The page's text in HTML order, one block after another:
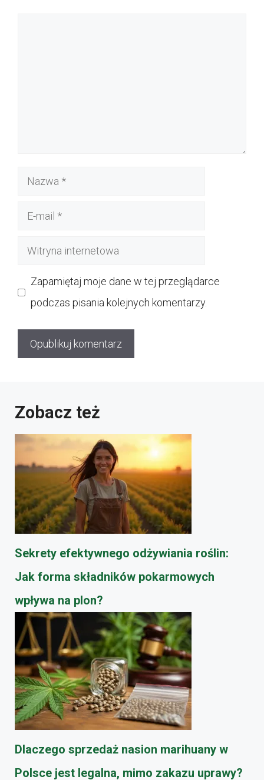
Nazwa
Witryna
Zapamiętaj moje dane w tej przeglądarce
podczas pisania kolejnych komentarzy.
Zobacz też
Sekrety efektywnego odżywiania roślin:
Jak forma składników pokarmowych
wpływa na plon?
Dlaczego sprzedaż nasion marihuany w
Polsce jest legalna, mimo zakazu uprawy?